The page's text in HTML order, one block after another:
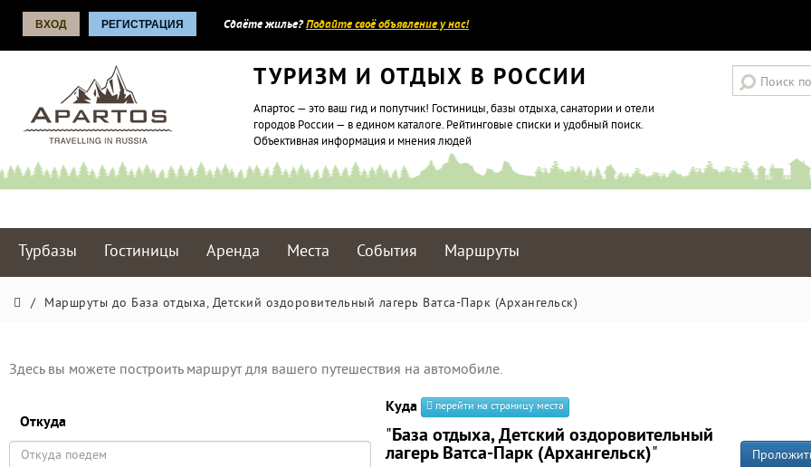
ВХОД РЕГИСТРАЦИЯ Сдаёте жилье?Подайте своё объявление у нас!
ТУРИЗМ И ОТДЫХ В РОССИИ
Апартос — это ваш гид и попутчик! Гостиницы, базы отдыха, санатории и отели
городов России — в едином каталоге. Рейтинговые списки и удобный поиск.
Объективная информация и мнения людей
Турбазы Гостиницы Аренда Места События Маршруты
/ Маршруты до База отдыха, Детский оздоровительный лагерь Ватса-Парк (Архангельск)
Здесь вы можете построить маршрут для вашего путешествия на автомобиле.
Откуда
Куда перейти на страницу места
"База отдыха, Детский оздоровительный
лагерь Ватса-Парк (Архангельск)"